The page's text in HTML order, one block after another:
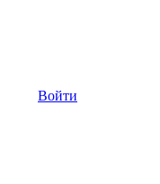
Войти